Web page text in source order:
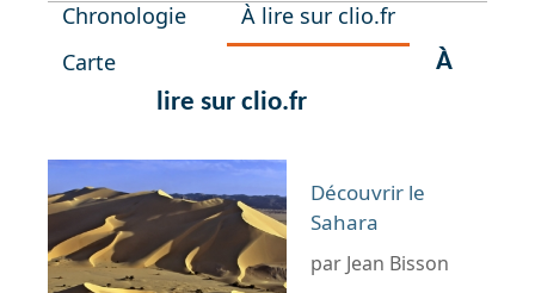
Chronologie
À lire sur clio.fr
Carte
À
lire sur clio.fr
Découvrir le
Sahara
par Jean Bisson